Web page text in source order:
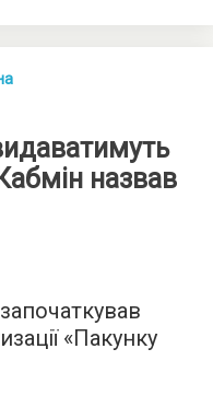
назвав
«Пакунку